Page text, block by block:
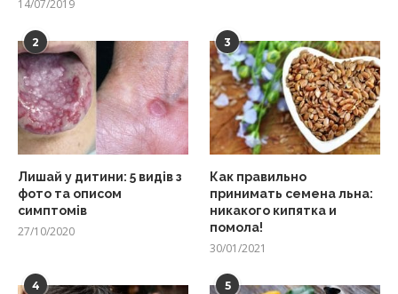
14/07/2019
2
Лишай у дитини: 5 видів з
фото та описом
симптомів
27/10/2020
3
Как правильно
принимать семена льна:
никакого кипятка и
помола!
30/01/2021
4 5